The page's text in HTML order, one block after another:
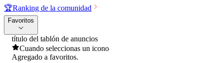
🏆Ranking de la comunidad
Favoritos
título del tablón de anuncios
Cuando seleccionas un icono
Agregado a favoritos.